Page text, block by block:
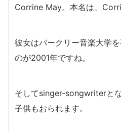
Corrine May。本名は、
彼女はバークリー音楽大学
のが2001年ですね。
そしてsinger-songwriterと
子供もおられます。